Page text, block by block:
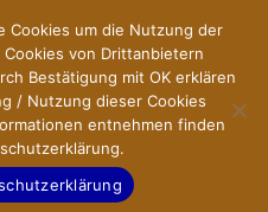
Cookies um die Nutzung der
von Drittanbietern
Bestätigung mit OK erklären
/ Nutzung dieser Cookies
entnehmen finden